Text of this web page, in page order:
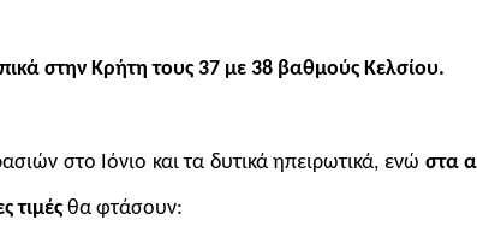
στην Κρήτη τους 37 με 38 βαθμούς Κελσίου.
στο Ιόνιο και τα δυτικά ηπειρωτικά, ενώ στα
τιμέςθα φτάσουν: